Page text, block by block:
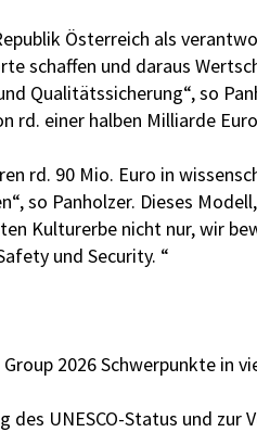
Österreich als
schaffen und daraus
Qualitätssicherung“, so
rd. einer halben Milliarde
rd. 90 Mio. Euro in
so Panholzer. Dieses
Kulturerbe nicht nur, wir
und Security. “
2026 Schwerpunkte in
UNESCO-Status und